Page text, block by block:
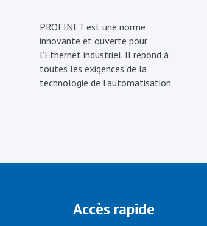
PROFINET est une norme
innovante et ouverte pour
l’Ethernet industriel. Il répond à
toutes les exigences de la
technologie de l’automatisation.
Accès rapide